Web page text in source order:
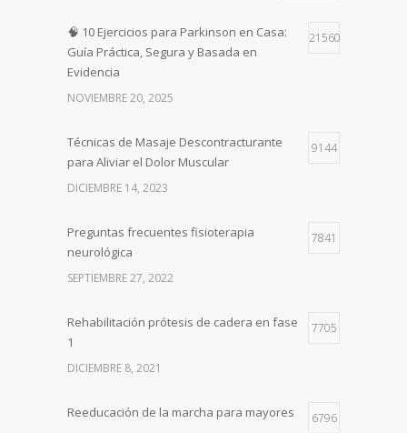
🧠 10 Ejercicios para Parkinson en Casa:
Guía Práctica, Segura y Basada en
Evidencia
21560
NOVIEMBRE 20, 2025
Técnicas de Masaje Descontracturante
para Aliviar el Dolor Muscular
9144
DICIEMBRE 14, 2023
Preguntas frecuentes fisioterapia
neurológica
7841
SEPTIEMBRE 27, 2022
Rehabilitación prótesis de cadera en fase
1
7705
DICIEMBRE 8, 2021
Reeducación de la marcha para mayores 6796